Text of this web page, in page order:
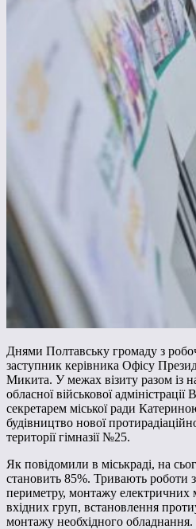
Днями Полтавську громаду з
заступник керівника Офісу
Микита. У межах візиту разом із
обласної військової адміністрації
секретарем міської ради
будівництво нової
території гімназії №25.
Як повідомили в міськраді, на
становить 85%. Тривають роботи з
периметру, монтажу
вхідних груп, встановлення
монтажу необхідного обладнання.